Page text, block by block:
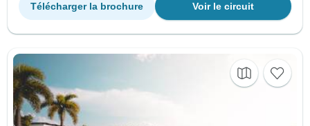
Voir le circuit
Télécharger la brochure